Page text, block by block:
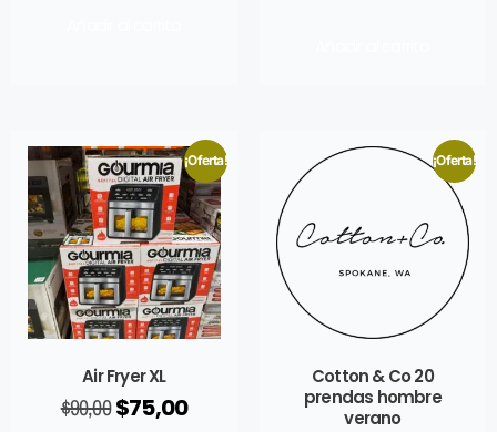
¡Oferta!
Air Fryer XL
$90,00$75,00
¡Oferta!
Cotton & Co 20
prendas hombre
verano